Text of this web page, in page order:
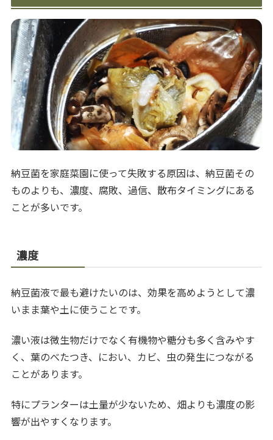
納豆菌を家庭菜園に使って失敗する原因は、納豆菌その
ものよりも、濃度、腐敗、過信、散布タイミングにある
ことが多いです。
濃度
納豆菌液で最も避けたいのは、効果を高めようとして濃
いまま葉や土に使うことです。
濃い液は微生物だけでなく有機物や糖分も多く含みやす
く、葉のべたつき、におい、カビ、虫の発生につながる
ことがあります。
特にプランターは土量が少ないため、畑よりも濃度の影
響が出やすくなります。